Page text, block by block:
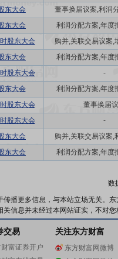
东大会
董事换届议案,利润
东大会
利润分配方案,年度
股东大会
购并,关联交易议案,
东大会
利润分配方案,年度
股东大会
-
东大会
利润分配方案,年度
股东大会
董事换届
股东大会
-
东大会
购并,关联交易议案,
东大会
利润分配方案,年度
数
传播更多信息，与本站立场无关。
信息并未经过本网站证实，不对您
交易
财富证券开户
关注东方财富
东方财富网微博